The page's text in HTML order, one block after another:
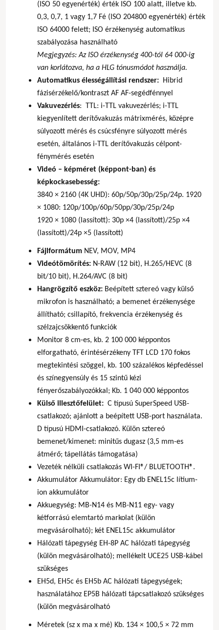
(ISO 50 egyenérték) érték ISO 100 alatt, illetve kb.
0,3, 0,7, 1 vagy 1,7 Fé (ISO 204800 egyenérték) érték
ISO 64000 felett; ISO érzékenység automatikus
szabályozása használható
Megjegyzés: Az ISO érzékenység 400-tól 64 000-ig
van korlátozva, ha a HLG tónusmódot használja.
Automatikus élességállítási rendszer: Hibrid
fázisérzékelő/kontraszt AF AF-segédfénnyel
Vakuvezérlés: TTL: i-TTL vakuvezérlés; i-TTL
kiegyenlített derítővakuzás mátrixmérés, középre
súlyozott mérés és csúcsfényre súlyozott mérés
esetén, általános i-TTL derítővakuzás célpont-
fénymérés esetén
Videó – képméret (képpont-ban) és
képkockasebesség:
3840 × 2160 (4K UHD): 60p/50p/30p/25p/24p. 1920
× 1080: 120p/100p/60p/50pp/30p/25p/24p
1920 × 1080 (lassított): 30p ×4 (lassított)/25p ×4
(lassított)/24p ×5 (lassított)
Fájlformátum NEV, MOV, MP4
Videótömörítés: N-RAW (12 bit), H.265/HEVC (8
bit/10 bit), H.264/AVC (8 bit)
Hangrögzítő eszköz: Beépített sztereó vagy külső
mikrofon is használható; a bemenet érzékenysége
állítható; csillapító, frekvencia érzékenység és
szélzajcsökkentő funkciók
Monitor 8 cm-es, kb. 2 100 000 képpontos
elforgatható, érintésérzékeny TFT LCD 170 fokos
megtekintési szöggel, kb. 100 százalékos képfedéssel
és színegyensúly és 15 szintű kézi
fényerőszabályozókkal; Kb. 1 040 000 képpontos
Külső illesztőfelület: C típusú SuperSpeed USB-
csatlakozó; ajánlott a beépített USB-port használata.
D típusú HDMI-csatlakozó. Külön sztereó
bemenet/kimenet: minitűs dugasz (3,5 mm-es
átmérő; tápellátás támogatása)
Vezeték nélküli csatlakozás WI-FI®/ BLUETOOTH®.
Akkumulátor Akkumulátor: Egy db ENEL15c lítium-
ion akkumulátor
Akkuegység: MB-N14 és MB-N11 egy- vagy
kétforrású elemtartó markolat (külön
megvásárolható); két ENEL15c akkumulátor
Hálózati tápegység EH-8P AC hálózati tápegység
(külön megvásárolható); mellékelt UCE25 USB-kábel
szükséges
EH5d, EH5c és EH5b AC hálózati tápegységek;
használatához EP5B hálózati tápcsatlakozó szükséges
(külön megvásárolható
Méretek (sz x ma x mé) Kb. 134 × 100,5 × 72 mm